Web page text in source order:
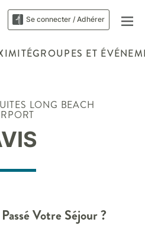
Se connecter / Adhérer
GROUPES ET
LONG BEACH
Votre Séjour ?